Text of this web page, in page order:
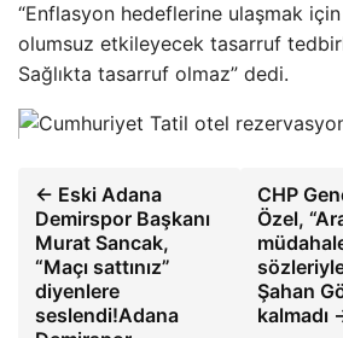
“Enflasyon hedeflerine ulaşmak için
olumsuz etkileyecek tasarruf
Sağlıkta tasarruf olmaz” dedi.
← Eski Adana
Demirspor Başkanı
Murat Sancak,
“Maçı sattınız”
diyenlere
seslendi!Adana
CHP
Özel,
Şahan
kalmadı